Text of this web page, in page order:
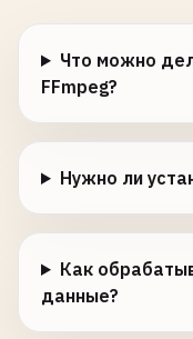
Что можно
FFmpeg?
Нужно ли
Как
данные?